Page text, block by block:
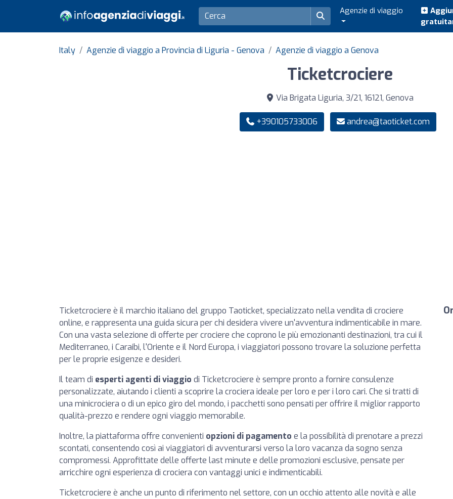
Agenzie di viaggio
Italy Agenzie di viaggio a Provincia di Liguria - Genova Agenzie di viaggio a Genova
Ticketcrociere
Via Brigata Liguria, 3/21, 16121, Genova
+390105733006 andrea@taoticket.com
Ticketcrociere è il marchio italiano del gruppo Taoticket, specializzato nella vendita di crociere
online, e rappresenta una guida sicura per chi desidera vivere un'avventura indimenticabile in mare.
Con una vasta selezione di offerte per crociere che coprono le più emozionanti destinazioni, tra cui il
Mediterraneo, i Caraibi, l'Oriente e il Nord Europa, i viaggiatori possono trovare la soluzione perfetta
per le proprie esigenze e desideri.
Il team di esperti agenti di viaggio di Ticketcrociere è sempre pronto a fornire consulenze
personalizzate, aiutando i clienti a scoprire la crociera ideale per loro e per i loro cari. Che si tratti di
una minicrociera o di un epico giro del mondo, i pacchetti sono pensati per offrire il miglior rapporto
qualità-prezzo e rendere ogni viaggio memorabile.
Inoltre, la piattaforma offre convenienti opzioni di pagamento e la possibilità di prenotare a prezzi
scontati, consentendo così ai viaggiatori di avventurarsi verso la loro vacanza da sogno senza
compromessi. Approfittate delle offerte last minute e delle promozioni esclusive, pensate per
arricchire ogni esperienza di crociera con vantaggi unici e indimenticabili.
Ticketcrociere è anche un punto di riferimento nel settore, con un occhio attento alle novità e alle